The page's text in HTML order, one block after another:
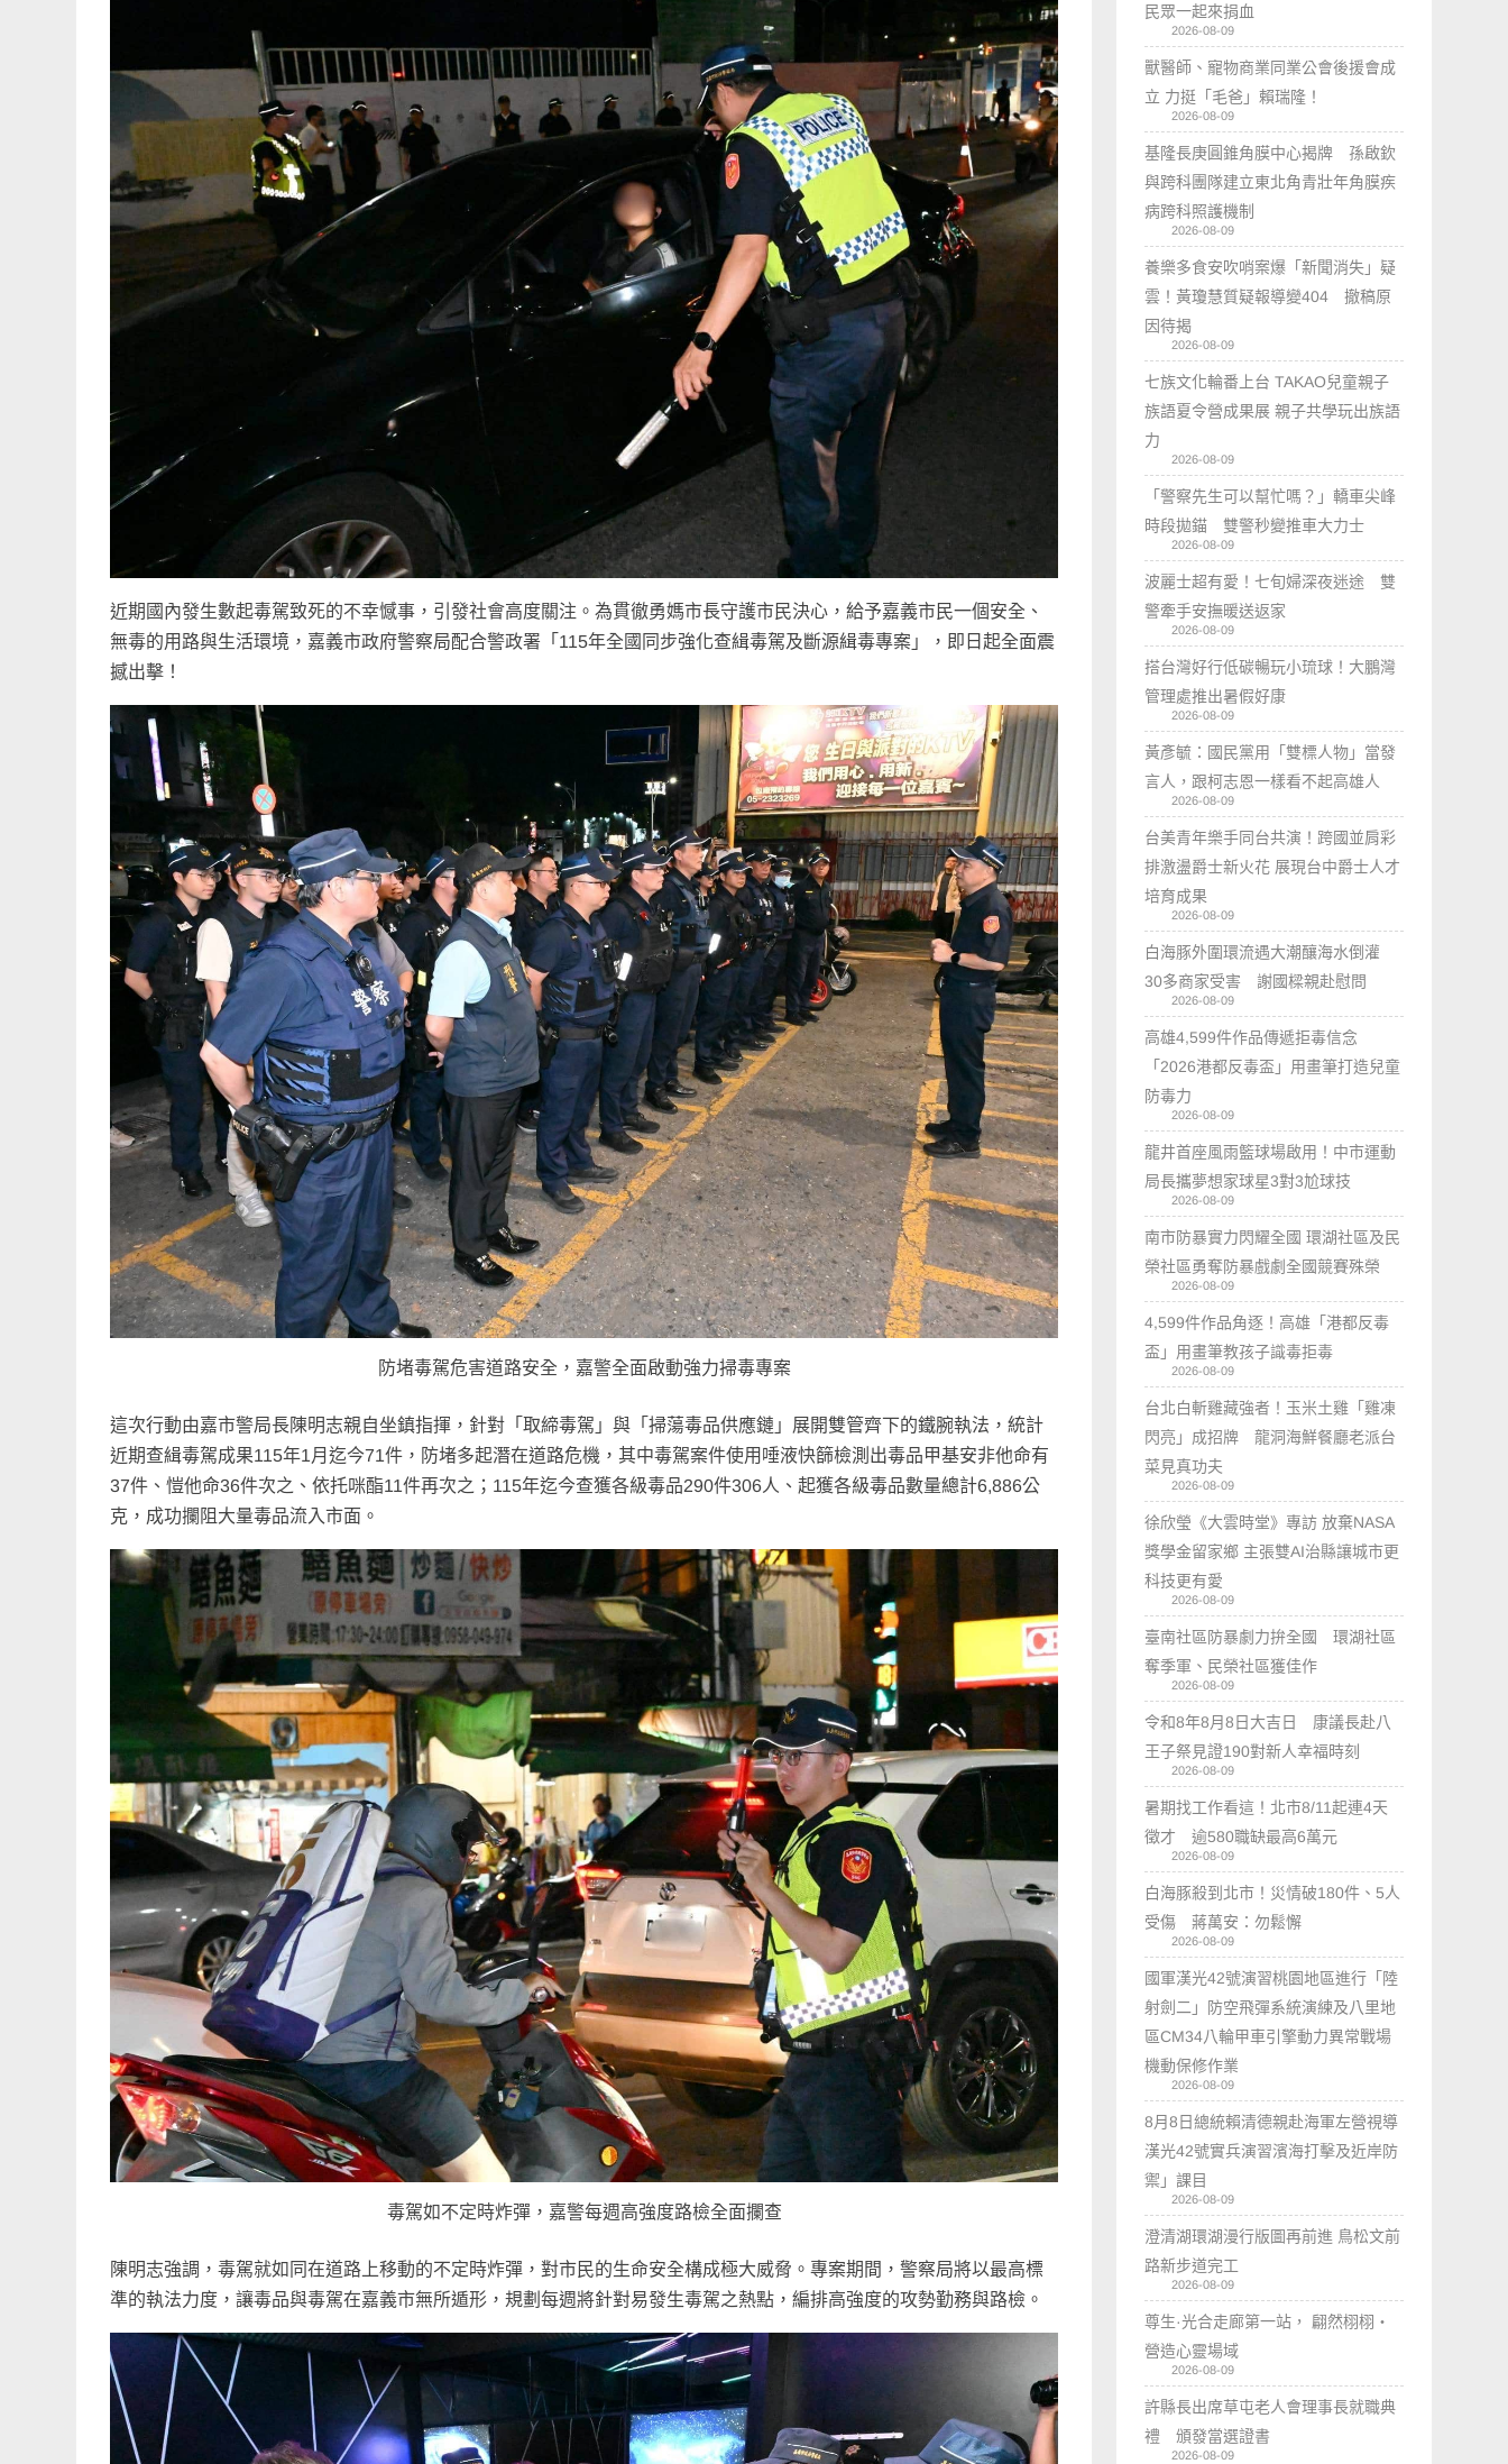
近期國內發生數起毒駕致死的不幸憾事，引發社會高度關注。為貫徹勇媽市長守護市民決心，給予嘉義市民一個安全、
無毒的用路與生活環境，嘉義市政府警察局配合警政署「115年全國同步強化查緝毒駕及斷源緝毒專案」，即日起全面震
撼出擊！
防堵毒駕危害道路安全，嘉警全面啟動強力掃毒專案
這次行動由嘉市警局長陳明志親自坐鎮指揮，針對「取締毒駕」與「掃蕩毒品供應鏈」展開雙管齊下的鐵腕執法，統計
近期查緝毒駕成果115年1月迄今71件，防堵多起潛在道路危機，其中毒駕案件使用唾液快篩檢測出毒品甲基安非他命有
37件、愷他命36件次之、依托咪酯11件再次之；115年迄今查獲各級毒品290件306人、起獲各級毒品數量總計6,886公
克，成功攔阻大量毒品流入市面。
毒駕如不定時炸彈，嘉警每週高強度路檢全面攔查
陳明志強調，毒駕就如同在道路上移動的不定時炸彈，對市民的生命安全構成極大威脅。專案期間，警察局將以最高標
準的執法力度，讓毒品與毒駕在嘉義市無所遁形，規劃每週將針對易發生毒駕之熱點，編排高強度的攻勢勤務與路檢。
民眾一起來捐血
2026-08-09
獸醫師、寵物商業同業公會後援會成
立 力挺「毛爸」賴瑞隆！
2026-08-09
基隆長庚圓錐角膜中心揭牌 孫啟欽
與跨科團隊建立東北角青壯年角膜疾
病跨科照護機制
2026-08-09
養樂多食安吹哨案爆「新聞消失」疑
雲！黃瓊慧質疑報導變404 撤稿原
因待揭
2026-08-09
七族文化輪番上台 TAKAO兒童親子
族語夏令營成果展 親子共學玩出族語
力
2026-08-09
「警察先生可以幫忙嗎？」轎車尖峰
時段拋錨 雙警秒變推車大力士
2026-08-09
波麗士超有愛！七旬婦深夜迷途 雙
警牽手安撫暖送返家
2026-08-09
搭台灣好行低碳暢玩小琉球！大鵬灣
管理處推出暑假好康
2026-08-09
黃彥毓：國民黨用「雙標人物」當發
言人，跟柯志恩一樣看不起高雄人
2026-08-09
台美青年樂手同台共演！跨國並肩彩
排激盪爵士新火花 展現台中爵士人才
培育成果
2026-08-09
白海豚外圍環流遇大潮釀海水倒灌
30多商家受害 謝國樑親赴慰問
2026-08-09
高雄4,599件作品傳遞拒毒信念
「2026港都反毒盃」用畫筆打造兒童
防毒力
2026-08-09
龍井首座風雨籃球場啟用！中市運動
局長攜夢想家球星3對3尬球技
2026-08-09
南市防暴實力閃耀全國 環湖社區及民
榮社區勇奪防暴戲劇全國競賽殊榮
2026-08-09
4,599件作品角逐！高雄「港都反毒
盃」用畫筆教孩子識毒拒毒
2026-08-09
台北白斬雞藏強者！玉米土雞「雞凍
閃亮」成招牌 龍洞海鮮餐廳老派台
菜見真功夫
2026-08-09
徐欣瑩《大雲時堂》專訪 放棄NASA
獎學金留家鄉 主張雙AI治縣讓城市更
科技更有愛
2026-08-09
臺南社區防暴劇力拚全國 環湖社區
奪季軍、民榮社區獲佳作
2026-08-09
令和8年8月8日大吉日 康議長赴八
王子祭見證190對新人幸福時刻
2026-08-09
暑期找工作看這！北市8/11起連4天
徵才 逾580職缺最高6萬元
2026-08-09
白海豚殺到北市！災情破180件、5人
受傷 蔣萬安：勿鬆懈
2026-08-09
國軍漢光42號演習桃園地區進行「陸
射劍二」防空飛彈系統演練及八里地
區CM34八輪甲車引擎動力異常戰場
機動保修作業
2026-08-09
8月8日總統賴清德親赴海軍左營視導
漢光42號實兵演習濱海打擊及近岸防
禦」課目
2026-08-09
澄清湖環湖漫行版圖再前進 鳥松文前
路新步道完工
2026-08-09
尊生·光合走廊第一站， 翩然栩栩・
營造心靈場域
2026-08-09
許縣長出席草屯老人會理事長就職典
禮 頒發當選證書
2026-08-09